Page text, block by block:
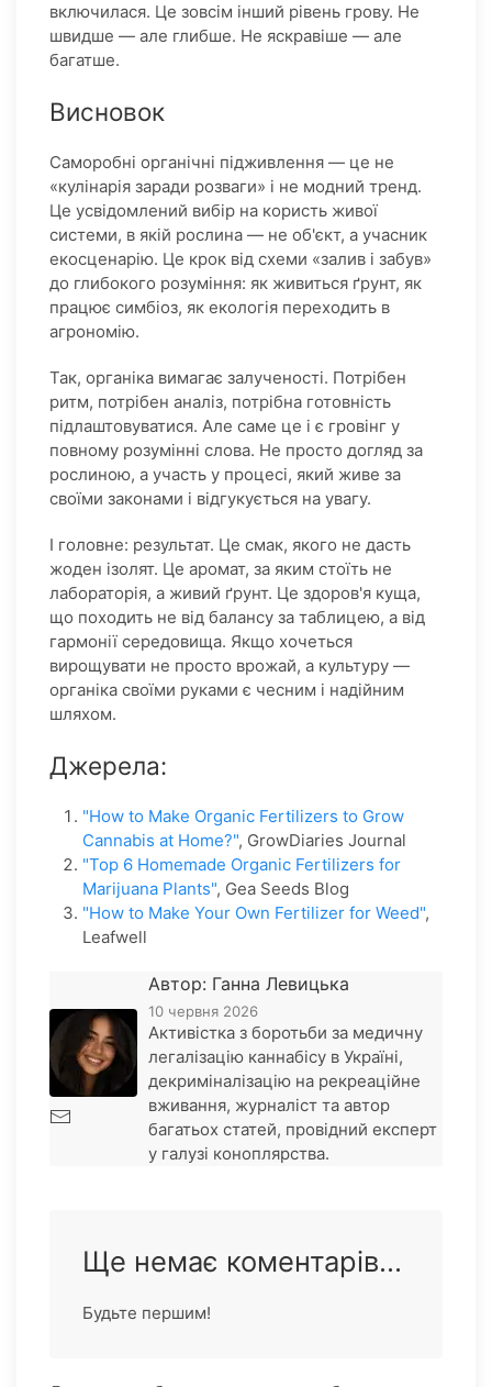
включилася. Це зовсім інший рівень грову. Не
швидше — але глибше. Не яскравіше — але
багатше.
Висновок
Саморобні органічні підживлення — це не
«кулінарія заради розваги» і не модний тренд.
Це усвідомлений вибір на користь живої
системи, в якій рослина — не об'єкт, а учасник
екосценарію. Це крок від схеми «залив і забув»
до глибокого розуміння: як живиться ґрунт, як
працює симбіоз, як екологія переходить в
агрономію.
Так, органіка вимагає залученості. Потрібен
ритм, потрібен аналіз, потрібна готовність
підлаштовуватися. Але саме це і є гровінг у
повному розумінні слова. Не просто догляд за
рослиною, а участь у процесі, який живе за
своїми законами і відгукується на увагу.
І головне: результат. Це смак, якого не дасть
жоден ізолят. Це аромат, за яким стоїть не
лабораторія, а живий ґрунт. Це здоров'я куща,
що походить не від балансу за таблицею, а від
гармонії середовища. Якщо хочеться
вирощувати не просто врожай, а культуру —
органіка своїми руками є чесним і надійним
шляхом.
Джерела:
"How to Make Organic Fertilizers to Grow
Cannabis at Home?", GrowDiaries Journal
"Top 6 Homemade Organic Fertilizers for
Marijuana Plants", Gea Seeds Blog
"How to Make Your Own Fertilizer for Weed",
Leafwell
Автор: Ганна Левицька
10 червня 2026
Активістка з боротьби за медичну
легалізацію каннабісу в Україні,
декриміналізацію на рекреаційне
вживання, журналіст та автор
багатьох статей, провідний експерт
у галузі коноплярства.
Ще немає коментарів...
Будьте першим!